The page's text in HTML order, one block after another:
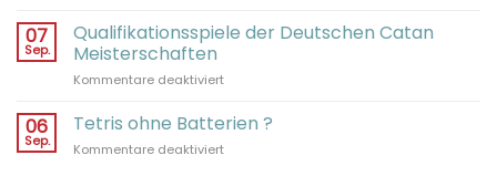
–
Das
für
Brettspiel
07
Sep.
Qualifikationsspiele der Deutschen Catan
Meisterschaften
Kommentare deaktiviertfür
der
Deutschen
Catan
06
Sep.
Tetris ohne Batterien ?
Kommentare deaktiviertfür